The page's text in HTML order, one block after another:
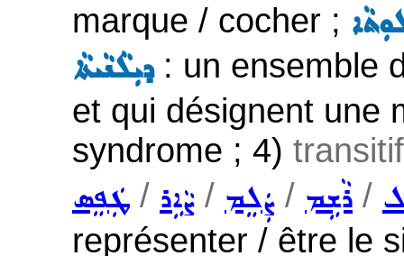
marque / cocher ;
ܕܝܼܠܵܢܵܝܬܵܐ: un ensemble
et qui désignent une
syndrome ; 4)
ܛܲܦܸܣ / ܨܵܐܹܪ / ܨܲܠܸܡ / ܪܵܫܹܡ /
représenter / être le